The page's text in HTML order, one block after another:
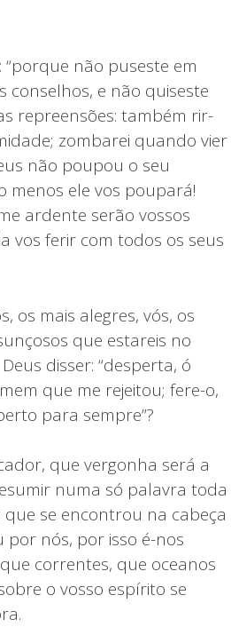
não puseste em
conselhos, e não quiseste
repreensões: também rir-
zombarei quando vier
não poupou o seu
menos ele vos poupará!
ardente serão vossos
vos ferir com todos os seus
os mais alegres, vós, os
que estareis no
disser: “desperta, ó
que me rejeitou; fere-o,
para sempre”?
que vergonha será a
numa só palavra toda
se encontrou na cabeça
por nós, por isso é-nos
correntes, que oceanos
o vosso espírito se